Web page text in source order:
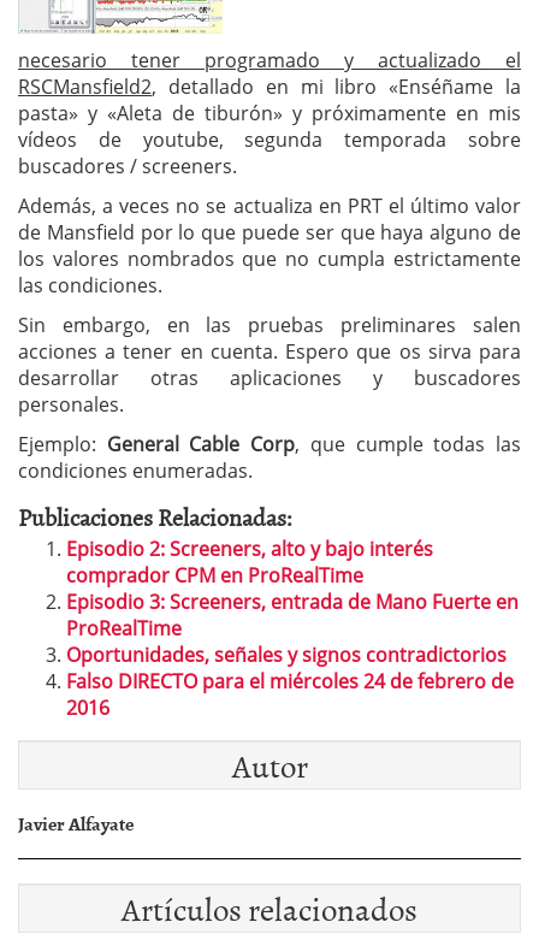
necesario tener programado y actualizado el
RSCMansfield2, detallado en mi libro «Enséñame la
pasta» y «Aleta de tiburón» y próximamente en mis
vídeos de youtube, segunda temporada sobre
buscadores / screeners.
Además, a veces no se actualiza en PRT el último valor
de Mansfield por lo que puede ser que haya alguno de
los valores nombrados que no cumpla estrictamente
las condiciones.
Sin embargo, en las pruebas preliminares salen
acciones a tener en cuenta. Espero que os sirva para
desarrollar otras aplicaciones y buscadores
personales.
Ejemplo: General Cable Corp, que cumple todas las
condiciones enumeradas.
Publicaciones Relacionadas:
Episodio 2: Screeners, alto y bajo interés
comprador CPM en ProRealTime
Episodio 3: Screeners, entrada de Mano Fuerte en
ProRealTime
Oportunidades, señales y signos contradictorios
Falso DIRECTO para el miércoles 24 de febrero de
2016
Autor
Javier Alfayate
Artículos relacionados